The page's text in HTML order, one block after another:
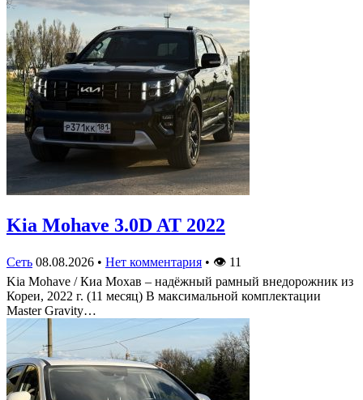
Kia Mohave 3.0D AT 2022
Сеть 08.08.2026 • Нет комментария • 👁 11
Kia Mohave / Киа Мохав – надёжный рамный внедорожник из
Кореи, 2022 г. (11 месяц) В максимальной комплектации
Master Gravity…